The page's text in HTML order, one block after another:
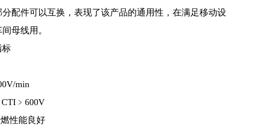
配件可以互换，表现了该产品的通用性，在满足移动设
母线用。
标
min
性能良好